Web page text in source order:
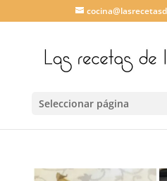
Seleccionar página